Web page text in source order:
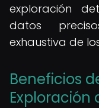
exploración
datos
exhaustiva de
Beneficios
Exploración